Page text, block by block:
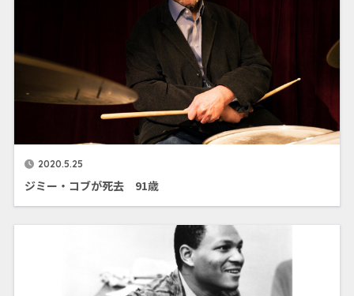
2020.5.25
ジミー・コブが死去 91歳